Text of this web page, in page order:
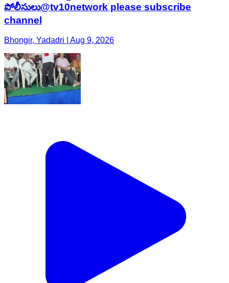
పోలీసులు@tv10network please subscribe
channel
Bhongir, Yadadri | Aug 9, 2026